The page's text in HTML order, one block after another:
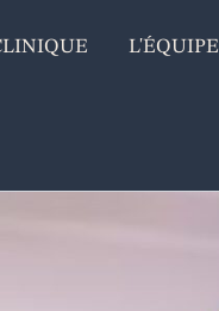
L'ÉQUIPE